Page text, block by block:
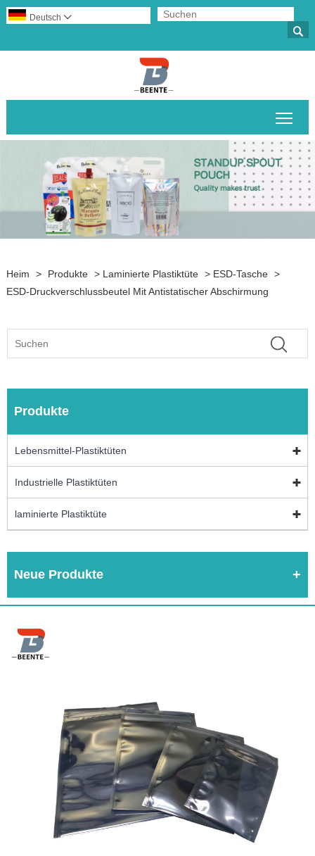

Deutsch 
Heim > Produkte > Laminierte Plastiktüte > ESD-Tasche >
ESD-Druckverschlussbeutel Mit Antistatischer Abschirmung
Produkte
Lebensmittel-Plastiktüten
Industrielle Plastiktüten
laminierte Plastiktüte
Neue Produkte